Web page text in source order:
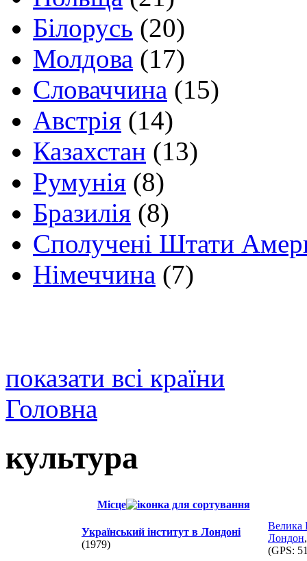
Білорусь (20)
Молдова (17)
Словаччина (15)
Австрія (14)
Казахстан (13)
Румунія (8)
Бразилія (8)
Сполучені Штати
Німеччина (7)
показати всі країни
Головна
культура
Місце
Український інститут в Лондоні
(1979)
Велика
Лондон,
(GPS: